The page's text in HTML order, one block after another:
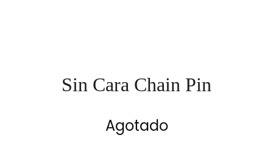
Sin Cara Chain Pin
Agotado